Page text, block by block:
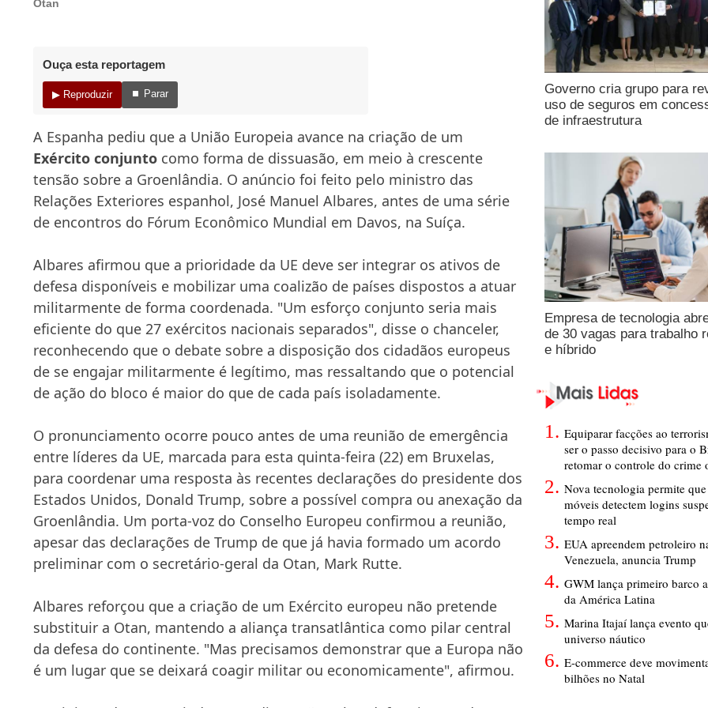
Otan
Ouça esta reportagem
▶ Reproduzir ⏹ Parar
A Espanha pediu que a União Europeia avance na criação de um
Exército conjunto como forma de dissuasão, em meio à crescente
tensão sobre a Groenlândia. O anúncio foi feito pelo ministro das
Relações Exteriores espanhol, José Manuel Albares, antes de uma série
de encontros do Fórum Econômico Mundial em Davos, na Suíça.
Albares afirmou que a prioridade da UE deve ser integrar os ativos de
defesa disponíveis e mobilizar uma coalizão de países dispostos a atuar
militarmente de forma coordenada. "Um esforço conjunto seria mais
eficiente do que 27 exércitos nacionais separados", disse o chanceler,
reconhecendo que o debate sobre a disposição dos cidadãos europeus
de se engajar militarmente é legítimo, mas ressaltando que o potencial
de ação do bloco é maior do que de cada país isoladamente.
O pronunciamento ocorre pouco antes de uma reunião de emergência
entre líderes da UE, marcada para esta quinta-feira (22) em Bruxelas,
para coordenar uma resposta às recentes declarações do presidente dos
Estados Unidos, Donald Trump, sobre a possível compra ou anexação da
Groenlândia. Um porta-voz do Conselho Europeu confirmou a reunião,
apesar das declarações de Trump de que já havia formado um acordo
preliminar com o secretário-geral da Otan, Mark Rutte.
Albares reforçou que a criação de um Exército europeu não pretende
substituir a Otan, mantendo a aliança transatlântica como pilar central
da defesa do continente. "Mas precisamos demonstrar que a Europa não
é um lugar que se deixará coagir militar ou economicamente", afirmou.
Governo cria grupo para
uso de seguros em
de infraestrutura
Empresa de tecnologia
de 30 vagas para trabalho
e híbrido
Equiparar facções ao
ser o passo decisivo para o
retomar o controle do crime
Nova tecnologia permite
móveis detectem logins
tempo real
EUA apreendem petroleiro
Venezuela, anuncia Trump
GWM lança primeiro barco
da América Latina
Marina Itajaí lança evento
universo náutico
E-commerce deve
bilhões no Natal